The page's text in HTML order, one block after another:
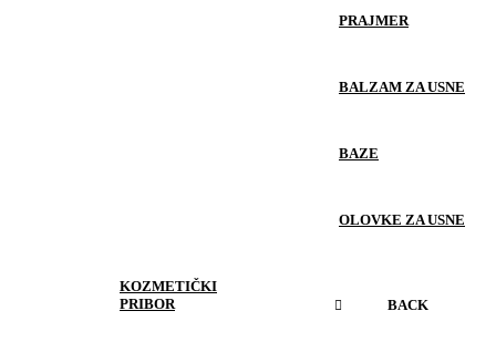
PRAJMER
BALZAM ZA USNE
BAZE
OLOVKE ZA USNE
KOZMETIČKI
PRIBOR
BACK